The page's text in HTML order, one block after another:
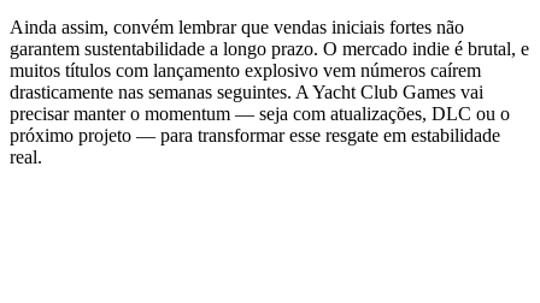
Ainda assim, convém lembrar que vendas iniciais fortes não
garantem sustentabilidade a longo prazo. O mercado indie é brutal, e
muitos títulos com lançamento explosivo vem números caírem
drasticamente nas semanas seguintes. A Yacht Club Games vai
precisar manter o momentum — seja com atualizações, DLC ou o
próximo projeto — para transformar esse resgate em estabilidade
real.